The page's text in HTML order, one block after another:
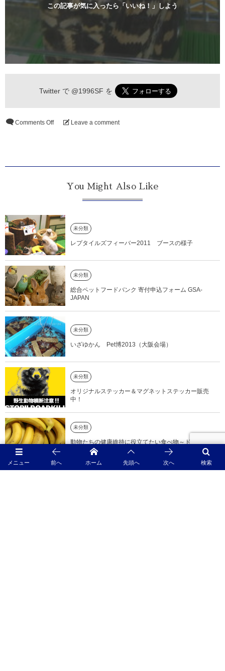
この記事が気に入ったら「いいね！」しよう
Twitter で @1996SF を
Comments Off Leave a comment
You Might Also Like
未分類
レプタイルズフィーバー2011 ブースの様子
未分類
総合ペットフードバンク 寄付申込フォーム GSA-
JAPAN
未分類
いざゆかん Pet博2013（大阪会場）
未分類
オリジナルステッカー＆マグネットステッカー販売
中！
未分類
動物たちの健康維持に役立てたい食べ物～ドライフル
ーツ編「バナナ」～
メニュー 検索
前へ ホーム 先頭へ 次へ